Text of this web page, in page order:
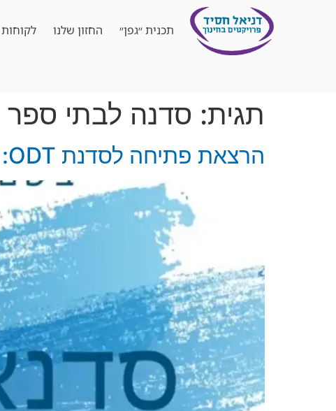
תכנית ״גפן״ החזון שלנו לקוחות
תגית: סדנה לבתי ספר
הרצאת פתיחה לסדנת ODT: פיתוח כישורים חברתיים וחיזוק הקבוצה